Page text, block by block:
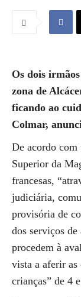
Os dois
zona de
ficando ao
Colmar,
De acordo com
Superior da
francesas,
judiciária,
provisória de
dos serviços
procedem à
vista a aferir as
crianças” de 4